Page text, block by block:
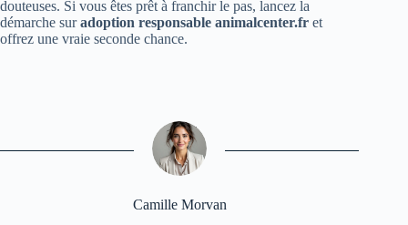
douteuses. Si vous êtes prêt à franchir le pas, lancez la
démarche suradoption responsable animalcenter.fr et
offrez une vraie seconde chance.
Camille Morvan